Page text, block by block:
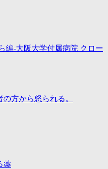
編-大阪大学付属病院 クロー
方から怒られる。
薬